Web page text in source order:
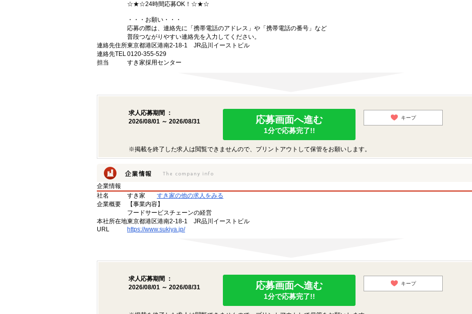
☆★☆24時間応募OK！☆★☆
・・・お願い・・・
応募の際は、連絡先に「携帯電話のアドレス」や「携帯電話の番号」など
普段つながりやすい連絡先を入力してください。
連絡先住所東京都港区港南2-18-1 JR品川イーストビル
連絡先TEL0120-355-529
担当
すき家採用センター
求人応募期間 ：
2026/08/01 ～ 2026/08/31
応募画面へ進む
1分で応募完了!!
キープ
※掲載を終了した求人は閲覧できませんので、プリントアウトして保管をお願いします。
企業情報
社名
すき家
すき家の他の求人をみる
企業概要
【事業内容】
フードサービスチェーンの経営
本社所在地東京都港区港南2-18-1 JR品川イーストビル
URL
https://www.sukiya.jp/
求人応募期間 ：
2026/08/01 ～ 2026/08/31
応募画面へ進む
1分で応募完了!!
キープ